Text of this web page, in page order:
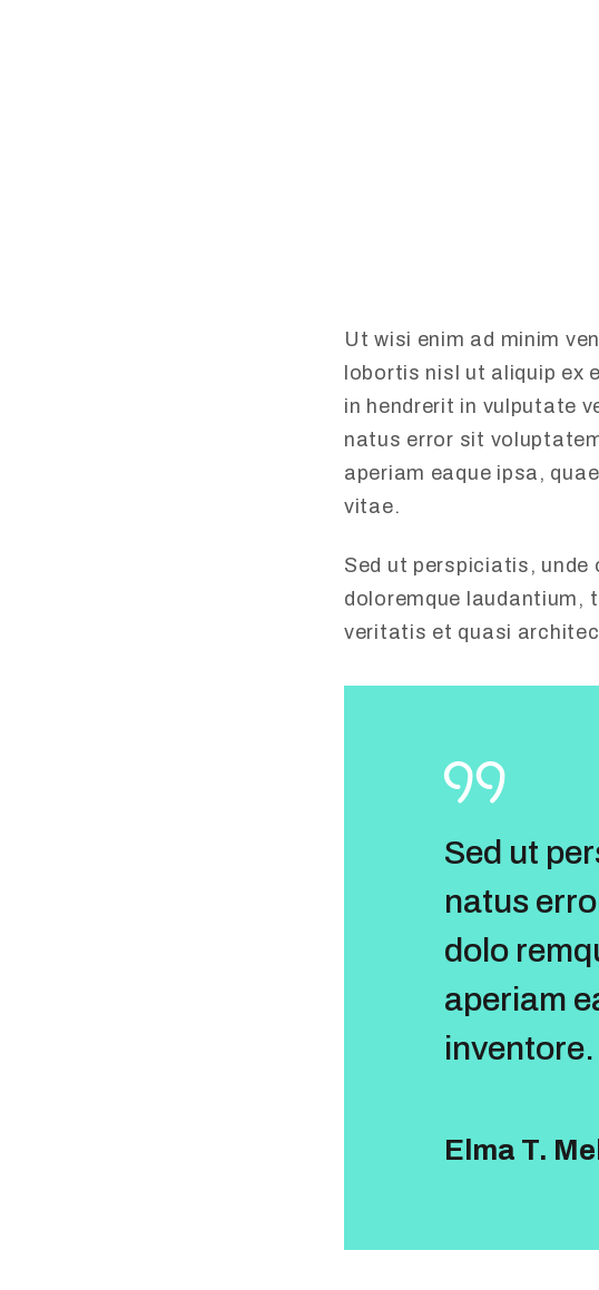
Ut wisi enim ad minim
lobortis nisl ut aliquip ex
in hendrerit in vulputate
natus error sit
aperiam eaque ipsa,
vitae.
Sed ut perspiciatis,
doloremque laudantium,
veritatis et quasi
Sed ut
natus
dolo
aperiam
inventore.
Elma T.